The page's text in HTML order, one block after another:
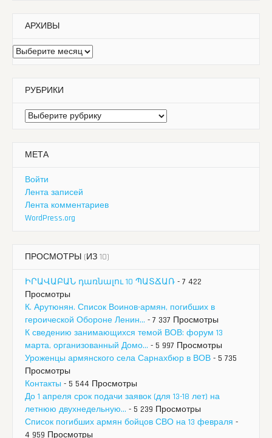
АРХИВЫ
Архивы
РУБРИКИ
Рубрики
МЕТА
Войти
Лента записей
Лента комментариев
WordPress.org
ПРОСМОТРЫ (ИЗ 10)
ԻՐԱՎԱԲԱՆ դառնալու 10 ՊԱՏՃԱՌ - 7 422
Просмотры
К. Арутюнян. Список Воинов-армян, погибших в
героической Обороне Ленин... - 7 337 Просмотры
К сведению занимающихся темой ВОВ: форум 13
марта, организованный Домо... - 5 997 Просмотры
Уроженцы армянского села Сарнахбюр в ВОВ - 5 735
Просмотры
Контакты - 5 544 Просмотры
До 1 апреля срок подачи заявок (для 13-18 лет) на
летнюю двухнедельную... - 5 239 Просмотры
Список погибших армян бойцов СВО на 13 февраля -
4 959 Просмотры